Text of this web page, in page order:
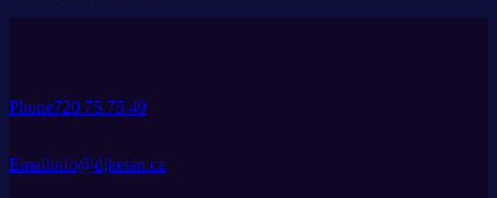
Phone720 75 75 49
Emailinfo@djketan.cz